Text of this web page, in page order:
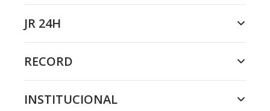
JR 24H
RECORD
INSTITUCIONAL